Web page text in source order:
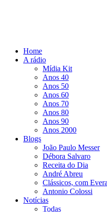
Home
A rádio
Mídia Kit
Anos 40
Anos 50
Anos 60
Anos 70
Anos 80
Anos 90
Anos 2000
Blogs
João Paulo Messer
Débora Salvaro
Receita do Dia
André Abreu
Clássicos, com
Antonio Colossi
Notícias
Todas